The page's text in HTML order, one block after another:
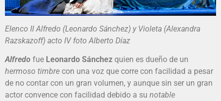
Elenco II Alfredo (Leonardo Sánchez) y Violeta (Alexandra
Razskazoff) acto IV foto Alberto Díaz
Alfredo fue Leonardo Sánchez quien es dueño de un
hermoso timbre con una voz que corre con facilidad a pesar
de no contar con un gran volumen, y aunque sin ser un gran
actor convence con facilidad debido a su notable